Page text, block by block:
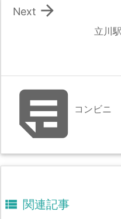
立川

Next
コンビニ
 関連記事